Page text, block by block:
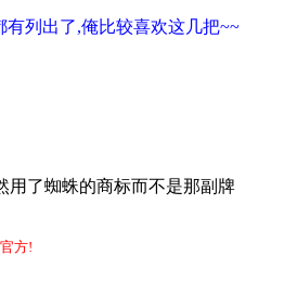
列出了,俺比较喜欢这几把~~
用了蜘蛛的商标而不是那副牌
方!